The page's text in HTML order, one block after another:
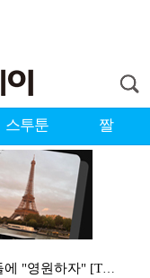
스투툰 짤
누에라, '뮤직뱅크' 1위…팬들에 "영원하자" [TV캡…